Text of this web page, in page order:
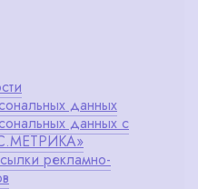
данных
данных с
рекламно-